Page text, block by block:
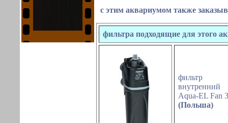
с этим аквариумом также
фильтра подходящие для этого
фильтр
внутренний
Aqua-EL Fan 3
(Польша)